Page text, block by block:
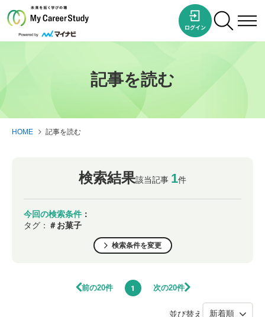
記事を読む
HOME 記事を読む
検索結果該当記事 1件
今回の検索条件 ：
タグ： ＃お菓子
検索条件を変更
前の20件 1 次の20件
並び替え